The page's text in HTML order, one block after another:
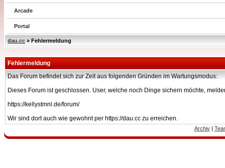
Arcade
Portal
dau.cc » Fehlermeldung
Fehlermeldung
Das Forum befindet sich zur Zeit aus folgenden Gründen im Wartungsmodus:
Dieses Forum ist geschlossen. User, welche noch Dinge sichern möchte,
https://kellystmnl.de/forum/
Wir sind dort auch wie gewohnt per https://dau.cc zu erreichen.
Archiv|